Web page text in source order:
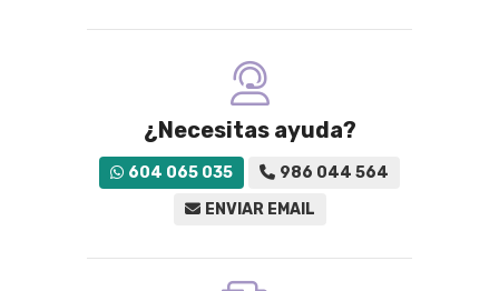
¿Necesitas ayuda?
604 065 035
986 044 564
ENVIAR EMAIL